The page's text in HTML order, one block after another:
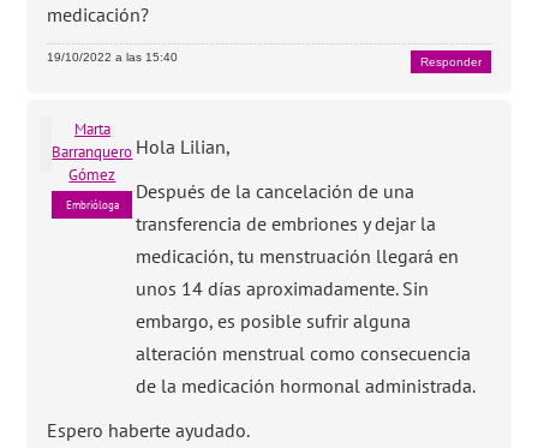
medicación?
19/10/2022 a las 15:40 Responder
Marta
Barranquero
Gómez
Embrióloga
Hola Lilian,
Después de la cancelación de una
transferencia de embriones y dejar la
medicación, tu menstruación llegará en
unos 14 días aproximadamente. Sin
embargo, es posible sufrir alguna
alteración menstrual como consecuencia
de la medicación hormonal administrada.
Espero haberte ayudado.